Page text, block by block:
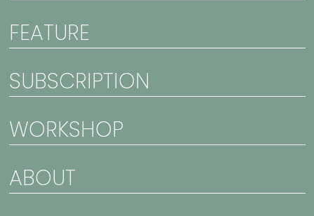
FEATURE
SUBSCRIPTION
WORKSHOP
ABOUT